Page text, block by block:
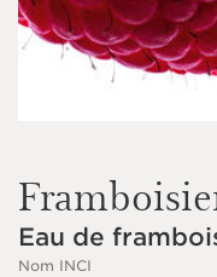
Eau de
Nom INCI